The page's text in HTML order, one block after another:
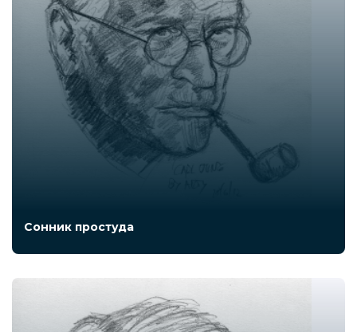
Сонник простуда